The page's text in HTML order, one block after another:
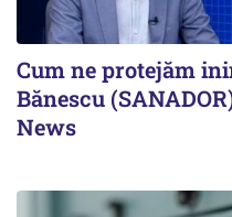
Cum ne protejăm
Bănescu
News